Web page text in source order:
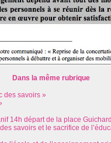
Dans la même rubrique
des savoirs »
14h départ de la place
savoirs et le sacrifice de